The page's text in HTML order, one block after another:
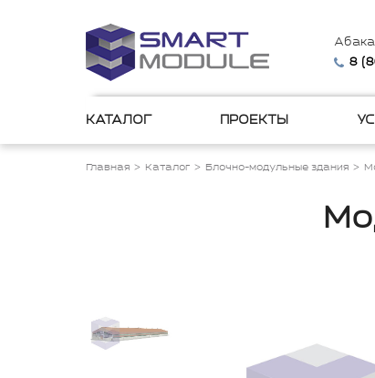
8
КАТАЛОГ ПРОЕКТЫ
Главная Каталог Блочно-модульные здания